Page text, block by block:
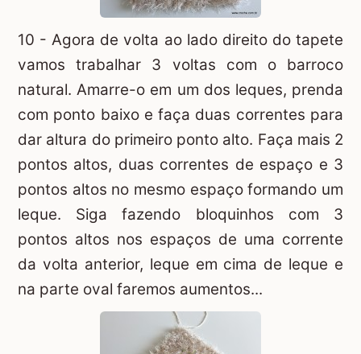
10 - Agora de volta ao lado direito do tapete
vamos trabalhar 3 voltas com o barroco
natural. Amarre-o em um dos leques, prenda
com ponto baixo e faça duas correntes para
dar altura do primeiro ponto alto. Faça mais 2
pontos altos, duas correntes de espaço e 3
pontos altos no mesmo espaço formando um
leque. Siga fazendo bloquinhos com 3
pontos altos nos espaços de uma corrente
da volta anterior, leque em cima de leque e
na parte oval faremos aumentos...